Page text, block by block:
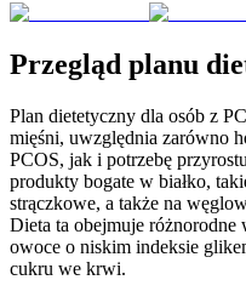
Przegląd planu
Plan dietetyczny dla osób z
mięśni, uwzględnia zarówno
PCOS, jak i potrzebę
produkty bogate w białko,
strączkowe, a także na
Dieta ta obejmuje różnorodne
owoce o niskim indeksie
cukru we krwi.